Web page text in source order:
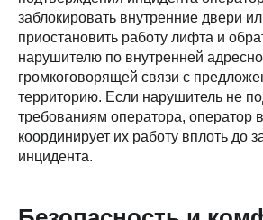
заблокировать внутренние двери
приостановить работу лифта и
нарушителю по внутренней
громкоговорящей связи с
территорию. Если нарушитель не
требованиям оператора, оператор
координирует их работу вплоть до
инцидента.